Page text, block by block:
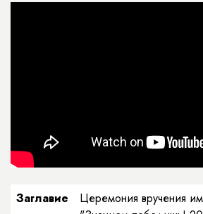
Заглавие
Церемония вручения